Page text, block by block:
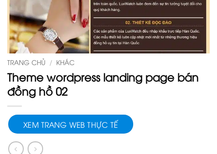
TRANG CHỦ / KHÁC
Theme wordpress landing page bán
đồng hồ 02
XEM TRANG WEB THỰC TẾ